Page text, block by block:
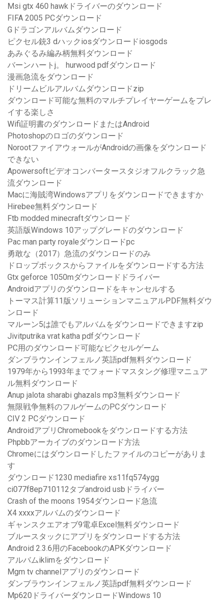
Msi gtx 460 hawkドライバーのダウンロード
FIFA 2005 PCダウンロード
Gドラゴンアルバムダウンロード
ピクセル銃3 dハックiosダウンロードiosgods
あみぐるみ編み柄無料ダウンロード
バーンハートj。 hurwood pdfダウンロード
漫画急流をダウンロード
ドリームビルアルバムダウンロードzip
ダウンロード可能な無料のマルチプレイヤーゲームをプレ
イする楽しさ
Wifi証明書のダウンロードまたはAndroid
Photoshopのロゴのダウンロード
NorootファイアウォールがAndroidの画像をダウンロード
できない
Apowersoftビデオコンバータースタジオフルクラック急
流ダウンロード
Macに海賊湾Windowsアプリをダウンロードできますか
Hirebee無料ダウンロード
Ftb modded minecraftダウンロード
英語版Windows 10アップグレードのダウンロード
Pac man party royaleダウンロードpc
勇敢な（2017）急流のダウンロードのみ
ドロップボックスからファイルをダウンロードする方法
Gtx geforce 1050mダウンロードドライバー
Androidアプリのダウンロードをキャンセルする
トーマス計算11版ソリューションマニュアルPDF無料ダウ
ンロード
マルーン5は誰でもアルバムをダウンロードできますzip
Jivitputrika vrat katha pdfダウンロード
PC用のダウンロード可能なピクセルゲーム
ダンブラウンインフェルノ英語pdf無料ダウンロード
1979年から1993年までフォードマスタング修理マニュア
ル無料ダウンロード
Anup jalota sharabi ghazals mp3無料ダウンロード
無限戦争無料のフルゲームのPCダウンロード
CIV 2 PCダウンロード
AndroidアプリChromebookをダウンロードする方法
Phpbbアーカイブのダウンロード方法
Chromeにはダウンロードしたファイルのコピーがありま
す
ダウンロード1230 mediafire xs11fq574ygg
ci077f8ep710112タブandroid usbドライバー
Crash of the moons 1954ダウンロード急流
X4 xxxxアルバムのダウンロード
ギャンスクエアオブ9電卓Excel無料ダウンロード
ブルースタックにアプリをダウンロードする方法
Android 2.3.6用のFacebookのAPKダウンロード
アルバムiklimをダウンロード
Mgm tv channelアプリのダウンロード
ダンブラウンインフェルノ英語pdf無料ダウンロード
Mp620ドライバーダウンロードWindows 10